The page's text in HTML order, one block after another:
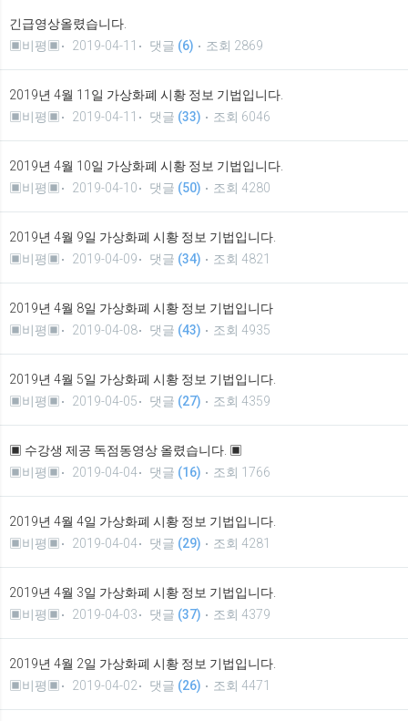
긴급영상올렸습니다.
▣비평▣
2019-04-11 댓글 (6) 조회 2869
2019년 4월 11일 가상화폐 시황 정보 기법입니다.
▣비평▣
2019-04-11 댓글 (33) 조회 6046
2019년 4월 10일 가상화폐 시황 정보 기법입니다.
▣비평▣
2019-04-10 댓글 (50) 조회 4280
2019년 4월 9일 가상화폐 시황 정보 기법입니다.
▣비평▣
2019-04-09 댓글 (34) 조회 4821
2019년 4월 8일 가상화폐 시황 정보 기법입니다
▣비평▣
2019-04-08 댓글 (43) 조회 4935
2019년 4월 5일 가상화폐 시황 정보 기법입니다.
▣비평▣
2019-04-05 댓글 (27) 조회 4359
▣ 수강생 제공 독점동영상 올렸습니다. ▣
▣비평▣
2019-04-04 댓글 (16) 조회 1766
2019년 4월 4일 가상화폐 시황 정보 기법입니다.
▣비평▣
2019-04-04 댓글 (29) 조회 4281
2019년 4월 3일 가상화폐 시황 정보 기법입니다.
▣비평▣
2019-04-03 댓글 (37) 조회 4379
2019년 4월 2일 가상화폐 시황 정보 기법입니다.
▣비평▣
2019-04-02 댓글 (26) 조회 4471